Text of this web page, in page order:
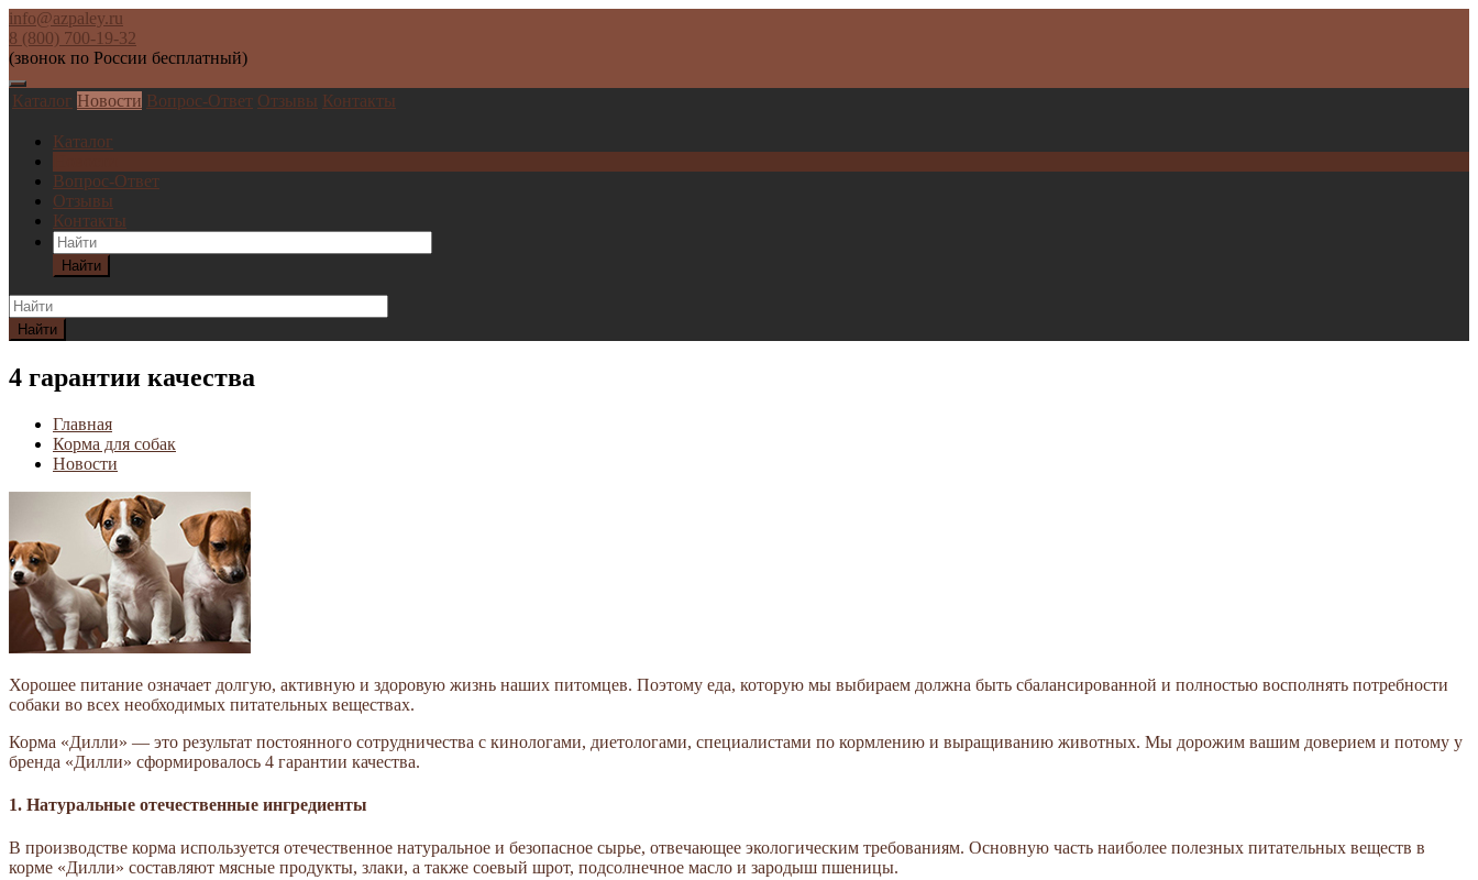
info@azpaley.ru
8 (800) 700-19-32
(звонок по России бесплатный)
Каталог Новости Вопрос-Ответ Отзывы Контакты
Каталог
Вопрос-Ответ
Отзывы
Контакты
Найти
Найти
4 гарантии качества
Главная
Корма для собак
Новости
Хорошее питание означает долгую, активную и здоровую жизнь наших питомцев. Поэтому еда, которую мы выбираем должна быть сбалансированной и полностью восполнять потребности
собаки во всех необходимых питательных веществах.
Корма «Дилли» — это результат постоянного сотрудничества с кинологами, диетологами, специалистами по кормлению и выращиванию животных. Мы дорожим вашим доверием и потому у
бренда «Дилли» сформировалось 4 гарантии качества.
1. Натуральные отечественные ингредиенты
В производстве корма используется отечественное натуральное и безопасное сырье, отвечающее экологическим требованиям. Основную часть наиболее полезных питательных веществ в
корме «Дилли» составляют мясные продукты, злаки, а также соевый шрот, подсолнечное масло и зародыш пшеницы.